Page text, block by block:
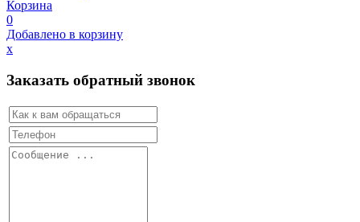
Корзина
0
Добавлено в корзину
х
Заказать обратный звонок